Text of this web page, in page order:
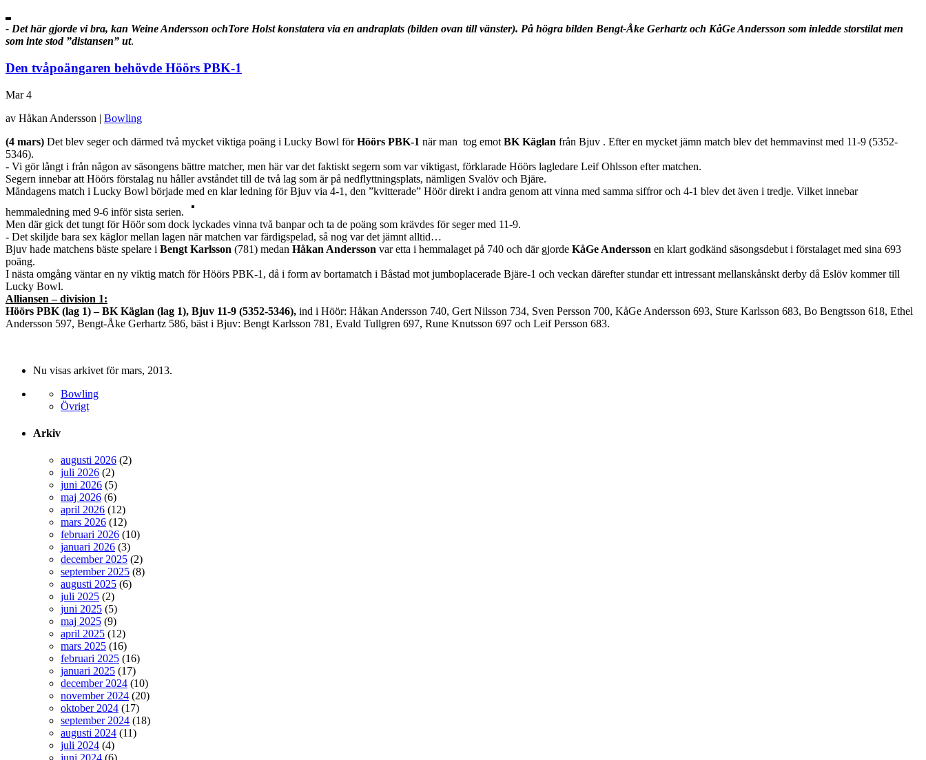
- Det här gjorde vi bra, kan Weine Andersson ochTore Holst konstatera via en andraplats (bilden ovan till vänster). På högra bilden Bengt-Åke Gerhartz och KåGe Andersson som inledde storstilat men
som inte stod ”distansen” ut.
Den tvåpoängaren behövde Höörs PBK-1
Mar 4
av Håkan Andersson | Bowling
(4 mars) Det blev seger och därmed två mycket viktiga poäng i Lucky Bowl förHöörs PBK-1 när man tog emot BK Käglan från Bjuv . Efter en mycket jämn match blev det hemmavinst med 11-9 (5352-
5346).
- Vi gör långt i från någon av säsongens bättre matcher, men här var det faktiskt segern som var viktigast, förklarade Höörs lagledare Leif Ohlsson efter matchen.
Segern innebar att Höörs förstalag nu håller avståndet till de två lag som är på nedflyttningsplats, nämligen Svalöv och Bjäre.
Måndagens match i Lucky Bowl började med en klar ledning för Bjuv via 4-1, den ”kvitterade” Höör direkt i andra genom att vinna med samma siffror och 4-1 blev det även i tredje. Vilket innebar
hemmaledning med 9-6 inför sista serien.
Men där gick det tungt för Höör som dock lyckades vinna två banpar och ta de poäng som krävdes för seger med 11-9.
- Det skiljde bara sex käglor mellan lagen när matchen var färdigspelad, så nog var det jämnt alltid…
Bjuv hade matchens bäste spelare i Bengt Karlsson (781) medan Håkan Andersson var etta i hemmalaget på 740 och där gjorde KåGe Andersson en klart godkänd säsongsdebut i förstalaget med sina 693
poäng.
I nästa omgång väntar en ny viktig match för Höörs PBK-1, då i form av bortamatch i Båstad mot jumboplacerade Bjäre-1 och veckan därefter stundar ett intressant mellanskånskt derby då Eslöv kommer till
Lucky Bowl.
Alliansen – division 1:
Höörs PBK (lag 1) – BK Käglan (lag 1), Bjuv 11-9 (5352-5346), ind i Höör: Håkan Andersson 740, Gert Nilsson 734, Sven Persson 700, KåGe Andersson 693, Sture Karlsson 683, Bo Bengtsson 618, Ethel
Andersson 597, Bengt-Åke Gerhartz 586, bäst i Bjuv: Bengt Karlsson 781, Evald Tullgren 697, Rune Knutsson 697 och Leif Persson 683.
Nu visas arkivet för mars, 2013.
Bowling
Övrigt
Arkiv
augusti 2026 (2)
juli 2026 (2)
juni 2026 (5)
maj 2026 (6)
april 2026 (12)
mars 2026 (12)
februari 2026 (10)
januari 2026 (3)
december 2025 (2)
september 2025 (8)
augusti 2025 (6)
juli 2025 (2)
juni 2025 (5)
maj 2025 (9)
april 2025 (12)
mars 2025 (16)
februari 2025 (16)
januari 2025 (17)
december 2024 (10)
november 2024 (20)
oktober 2024 (17)
september 2024 (18)
augusti 2024 (11)
juli 2024 (4)